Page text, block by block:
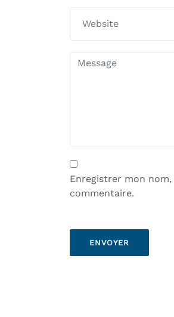
Enregistrer mon
commentaire.